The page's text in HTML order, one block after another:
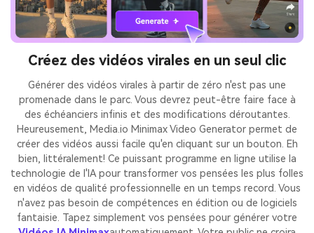
Créez des vidéos virales en un seul clic
Générer des vidéos virales à partir de zéro n'est pas une
promenade dans le parc. Vous devrez peut-être faire face à
des échéanciers infinis et des modifications déroutantes.
Heureusement, Media.io Minimax Video Generator permet de
créer des vidéos aussi facile qu'en cliquant sur un bouton. Eh
bien, littéralement! Ce puissant programme en ligne utilise la
technologie de l'IA pour transformer vos pensées les plus folles
en vidéos de qualité professionnelle en un temps record. Vous
n'avez pas besoin de compétences en édition ou de logiciels
fantaisie. Tapez simplement vos pensées pour générer votre